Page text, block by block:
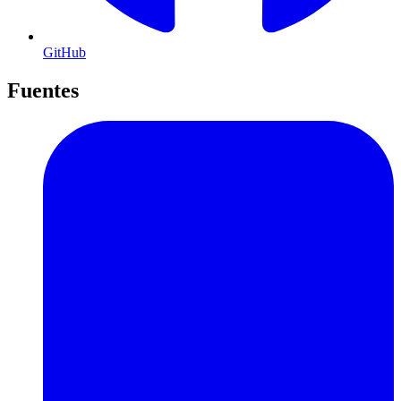
GitHub
Fuentes